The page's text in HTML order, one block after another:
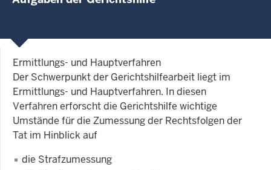
Ermittlungs- und Hauptverfahren
Der Schwerpunkt der Gerichtshilfearbeit liegt im
Ermittlungs- und Hauptverfahren. In diesen
Verfahren erforscht die Gerichtshilfe wichtige
Umstände für die Zumessung der Rechtsfolgen der
Tat im Hinblick auf
die Strafzumessung